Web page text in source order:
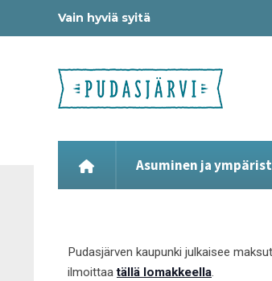
Vain hyviä syitä
Asuminen ja
Pudasjärven kaupunki julkaisee
ilmoittaatällä lomakkeella.